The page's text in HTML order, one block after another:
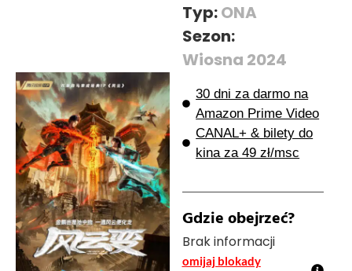
Typ:ONA
Sezon:
Wiosna 2024
30 dni za darmo na
Amazon Prime Video
CANAL+ & bilety do
kina za 49 zł/msc
Gdzie obejrzeć?
Brak informacji
omijaj blokady